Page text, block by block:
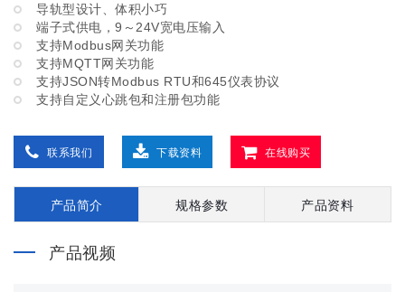
导轨型设计、体积小巧
端子式供电，9～24V宽电压输入
支持Modbus网关功能
支持MQTT网关功能
支持JSON转Modbus RTU和645仪表协议
支持自定义心跳包和注册包功能
联系我们 下载资料 在线购买
产品简介 规格参数 产品资料
产品视频